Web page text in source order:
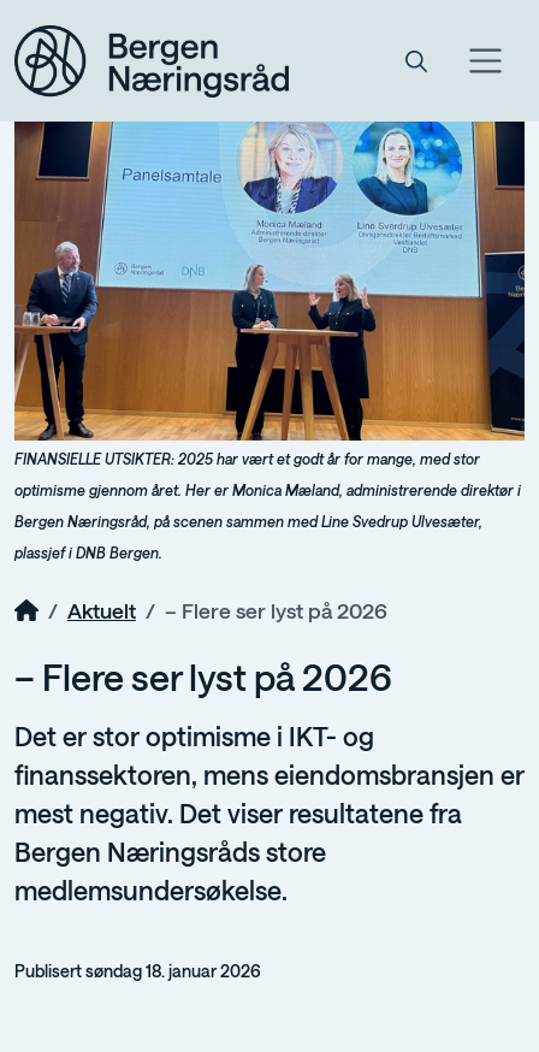
FINANSIELLE UTSIKTER: 2025 har vært et godt år for mange, med stor
optimisme gjennom året. Her er Monica Mæland, administrerende direktør i
Bergen Næringsråd, på scenen sammen med Line Svedrup Ulvesæter,
plassjef i DNB Bergen.
Aktuelt – Flere ser lyst på 2026
– Flere ser lyst på 2026
Det er stor optimisme i IKT- og
finanssektoren, mens eiendomsbransjen er
mest negativ. Det viser resultatene fra
Bergen Næringsråds store
medlemsundersøkelse.
Publisert søndag 18. januar 2026